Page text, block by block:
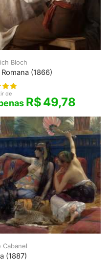
Bloch
(1866)
de
R$49,78
Cabanel
(1887)